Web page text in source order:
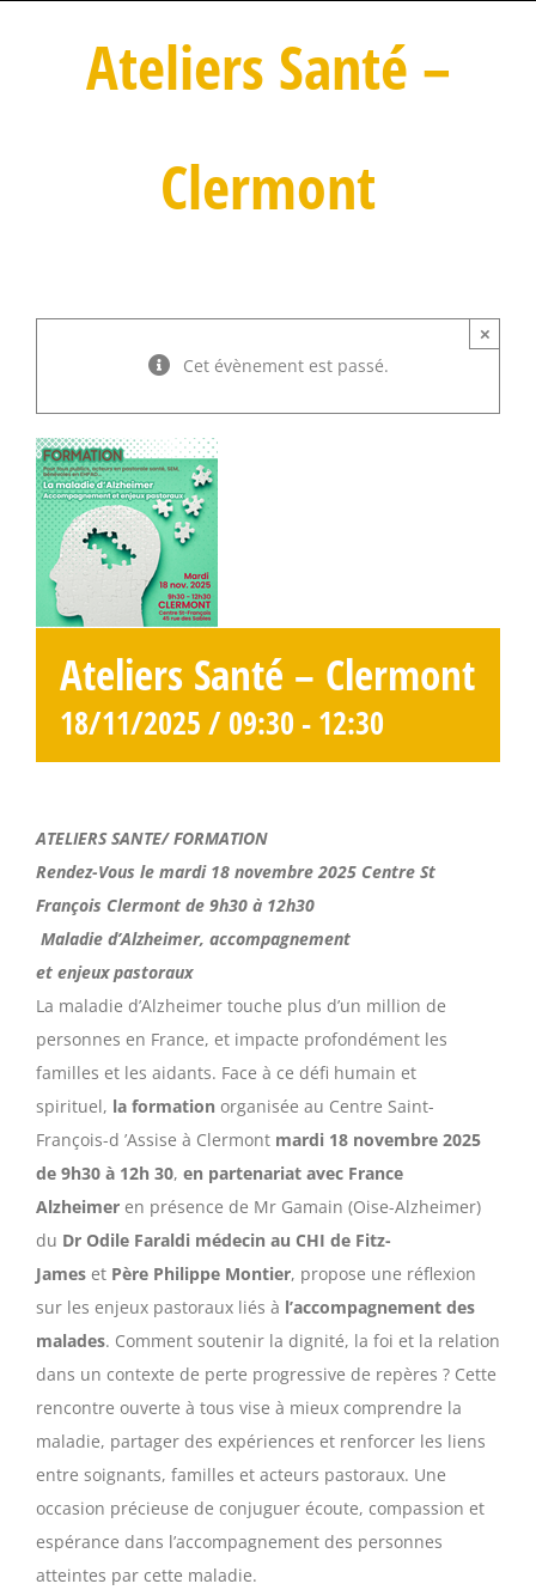
Ateliers Santé –
Clermont
Cet évènement est passé.
×
Ateliers Santé – Clermont
18/11/2025 / 09:30 -12:30
ATELIERS SANTE/ FORMATION
Rendez-Vous le mardi 18 novembre 2025 Centre St
François Clermont de 9h30 à 12h30
Maladie d’Alzheimer, accompagnement
et enjeux pastoraux
La maladie d’Alzheimer touche plus d’un million de
personnes en France, et impacte profondément les
familles et les aidants. Face à ce défi humain et
spirituel, la formation organisée au Centre Saint-
François-d ’Assise à Clermont mardi 18 novembre 2025
de 9h30 à 12h 30, en partenariat avec France
Alzheimeren présence de Mr Gamain (Oise-Alzheimer)
du Dr Odile Faraldi médecin au CHI de Fitz-
Jameset Père Philippe Montier, propose une réflexion
sur les enjeux pastoraux liés à l’accompagnement des
malades. Comment soutenir la dignité, la foi et la relation
dans un contexte de perte progressive de repères ? Cette
rencontre ouverte à tous vise à mieux comprendre la
maladie, partager des expériences et renforcer les liens
entre soignants, familles et acteurs pastoraux. Une
occasion précieuse de conjuguer écoute, compassion et
espérance dans l’accompagnement des personnes
atteintes par cette maladie.